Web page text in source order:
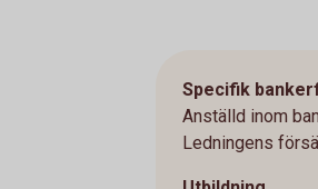
Specifik
Anställd inom
Ledningens